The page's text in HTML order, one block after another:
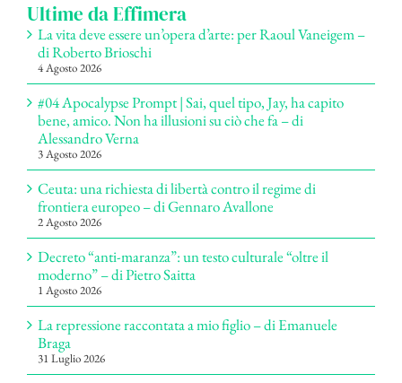
Ultime da Effimera
La vita deve essere un’opera d’arte: per Raoul Vaneigem –
di Roberto Brioschi
4 Agosto 2026
#04 Apocalypse Prompt | Sai, quel tipo, Jay, ha capito
bene, amico. Non ha illusioni su ciò che fa – di
Alessandro Verna
3 Agosto 2026
Ceuta: una richiesta di libertà contro il regime di
frontiera europeo – di Gennaro Avallone
2 Agosto 2026
Decreto “anti-maranza”: un testo culturale “oltre il
moderno” – di Pietro Saitta
1 Agosto 2026
La repressione raccontata a mio figlio – di Emanuele
Braga
31 Luglio 2026